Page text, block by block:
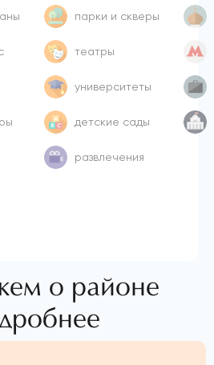
парки и скверы
театры
университеты
детские сады
развлечения
о районе